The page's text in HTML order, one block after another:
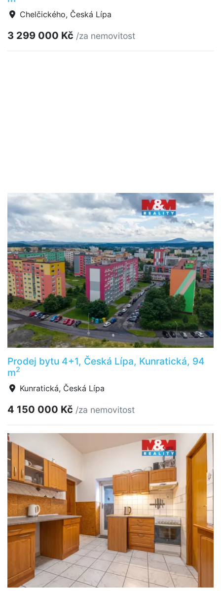
Chelčického, Česká Lípa
3 299 000 Kč /za nemovitost
Prodej bytu 4+1, Česká Lípa, Kunratická, 94
m2
Kunratická, Česká Lípa
4 150 000 Kč /za nemovitost